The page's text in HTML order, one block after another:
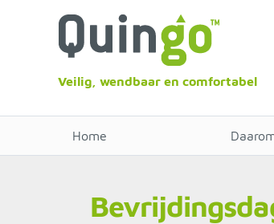
Veilig, wendbaar en comfortabel
Home